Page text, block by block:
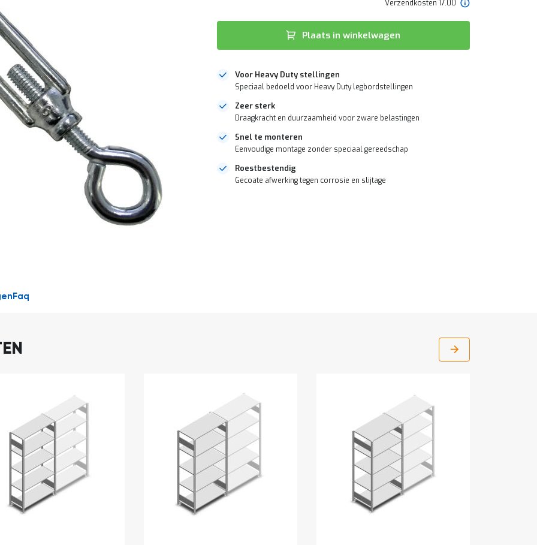
Verzendkosten 17.00
Plaats in winkelwagen
Voor Heavy Duty stellingen
Speciaal bedoeld voor Heavy Duty legbordstellingen
Zeer sterk
Draagkracht en duurzaamheid voor zware belastingen
Snel te monteren
Eenvoudige montage zonder speciaal gereedschap
Roestbestendig
Gecoate afwerking tegen corrosie en slijtage
Faq